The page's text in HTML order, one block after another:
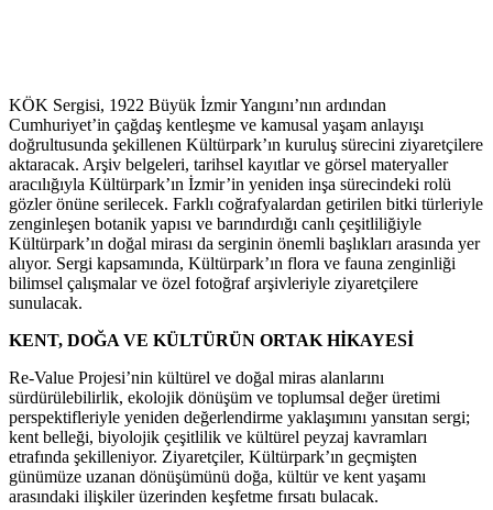
KÖK Sergisi, 1922 Büyük İzmir Yangını’nın ardından
Cumhuriyet’in çağdaş kentleşme ve kamusal yaşam anlayışı
doğrultusunda şekillenen Kültürpark’ın kuruluş sürecini ziyaretçilere
aktaracak. Arşiv belgeleri, tarihsel kayıtlar ve görsel materyaller
aracılığıyla Kültürpark’ın İzmir’in yeniden inşa sürecindeki rolü
gözler önüne serilecek. Farklı coğrafyalardan getirilen bitki türleriyle
zenginleşen botanik yapısı ve barındırdığı canlı çeşitliliğiyle
Kültürpark’ın doğal mirası da serginin önemli başlıkları arasında yer
alıyor. Sergi kapsamında, Kültürpark’ın flora ve fauna zenginliği
bilimsel çalışmalar ve özel fotoğraf arşivleriyle ziyaretçilere
sunulacak.
KENT, DOĞA VE KÜLTÜRÜN ORTAK HİKAYESİ
Re-Value Projesi’nin kültürel ve doğal miras alanlarını
sürdürülebilirlik, ekolojik dönüşüm ve toplumsal değer üretimi
perspektifleriyle yeniden değerlendirme yaklaşımını yansıtan sergi;
kent belleği, biyolojik çeşitlilik ve kültürel peyzaj kavramları
etrafında şekilleniyor. Ziyaretçiler, Kültürpark’ın geçmişten
günümüze uzanan dönüşümünü doğa, kültür ve kent yaşamı
arasındaki ilişkiler üzerinden keşfetme fırsatı bulacak.